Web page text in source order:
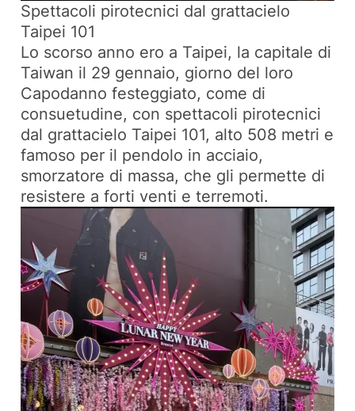
Spettacoli pirotecnici dal grattacielo
Taipei 101
Lo scorso anno ero a Taipei, la capitale di
Taiwan il 29 gennaio, giorno del loro
Capodanno festeggiato, come di
consuetudine, con spettacoli pirotecnici
dal grattacielo Taipei 101, alto 508 metri e
famoso per il pendolo in acciaio,
smorzatore di massa, che gli permette di
resistere a forti venti e terremoti.